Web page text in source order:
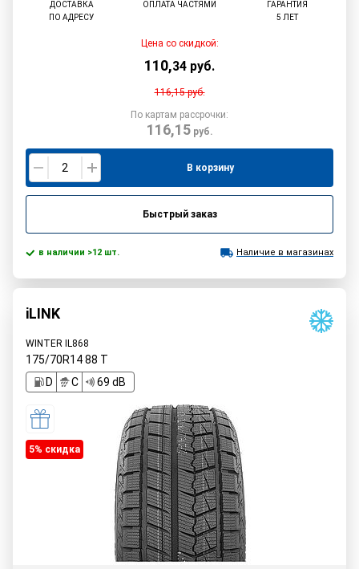
ДОСТАВКА
ПО АДРЕСУ
ОПЛАТА ЧАСТЯМИ
ГАРАНТИЯ
5 ЛЕТ
Цена со скидкой:
110,34 руб.
116,15руб.
По картам рассрочки:
116,15руб.
В корзину
Быстрый заказ
в наличии >12 шт. Наличие в магазинах
iLINK
WINTER IL868
175/70R1488 T
D
C 69 dB
5% cкидка